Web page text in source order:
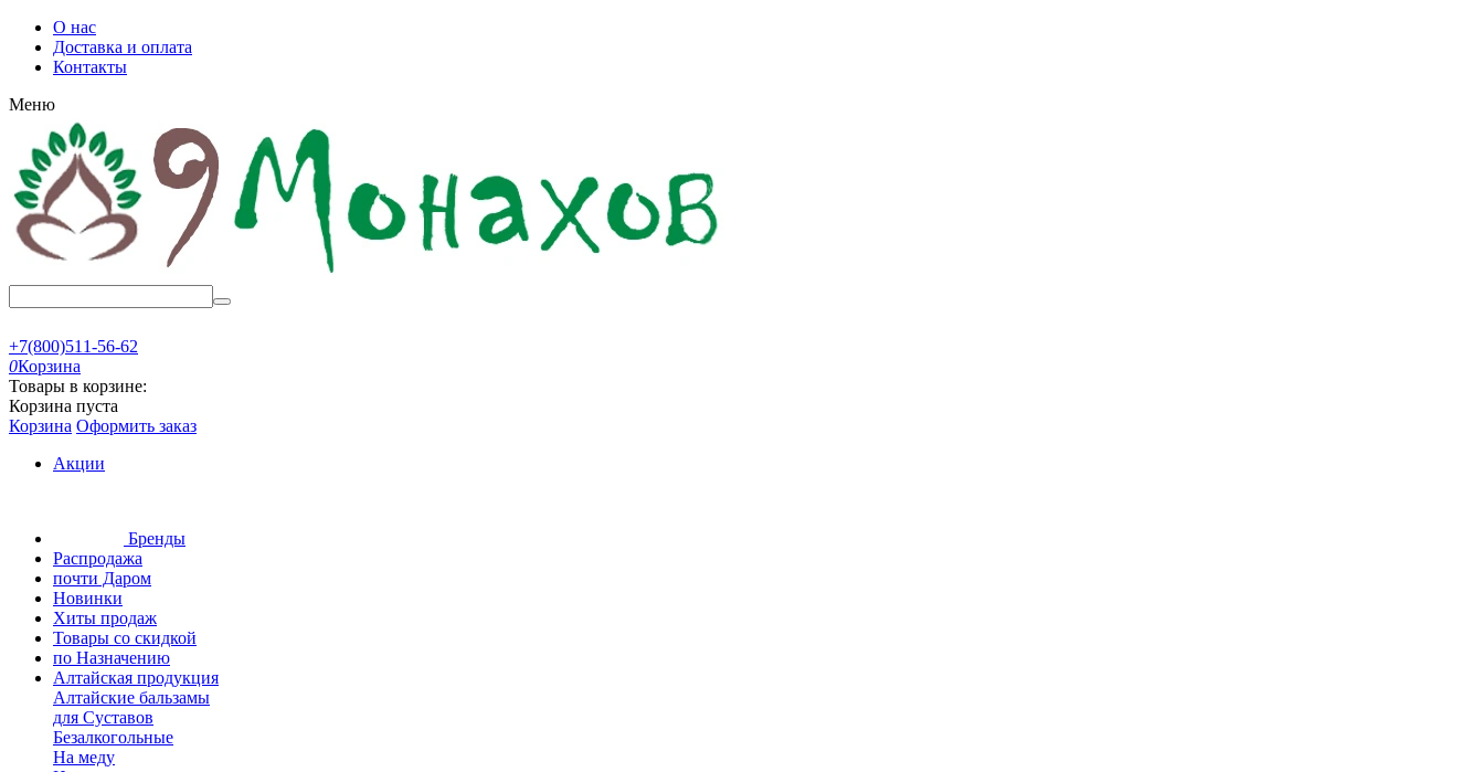
О нас
Доставка и оплата
Контакты
Меню
+7(800)511-56-62
0Корзина
Товары в корзине:
Корзина пуста
Корзина Оформить заказ
Акции
Бренды
Распродажа
почти Даром
Новинки
Хиты продаж
Товары со скидкой
по Назначению
Алтайская продукция
Алтайские бальзамы
для Суставов
Безалкогольные
На меду